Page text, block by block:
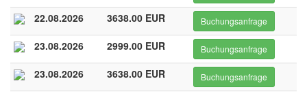
22.08.2026 3638.00 EUR Buchungsanfrage
23.08.2026 2999.00 EUR Buchungsanfrage
23.08.2026 3638.00 EUR Buchungsanfrage